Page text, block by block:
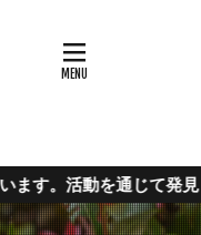
やノウハウもご紹介。